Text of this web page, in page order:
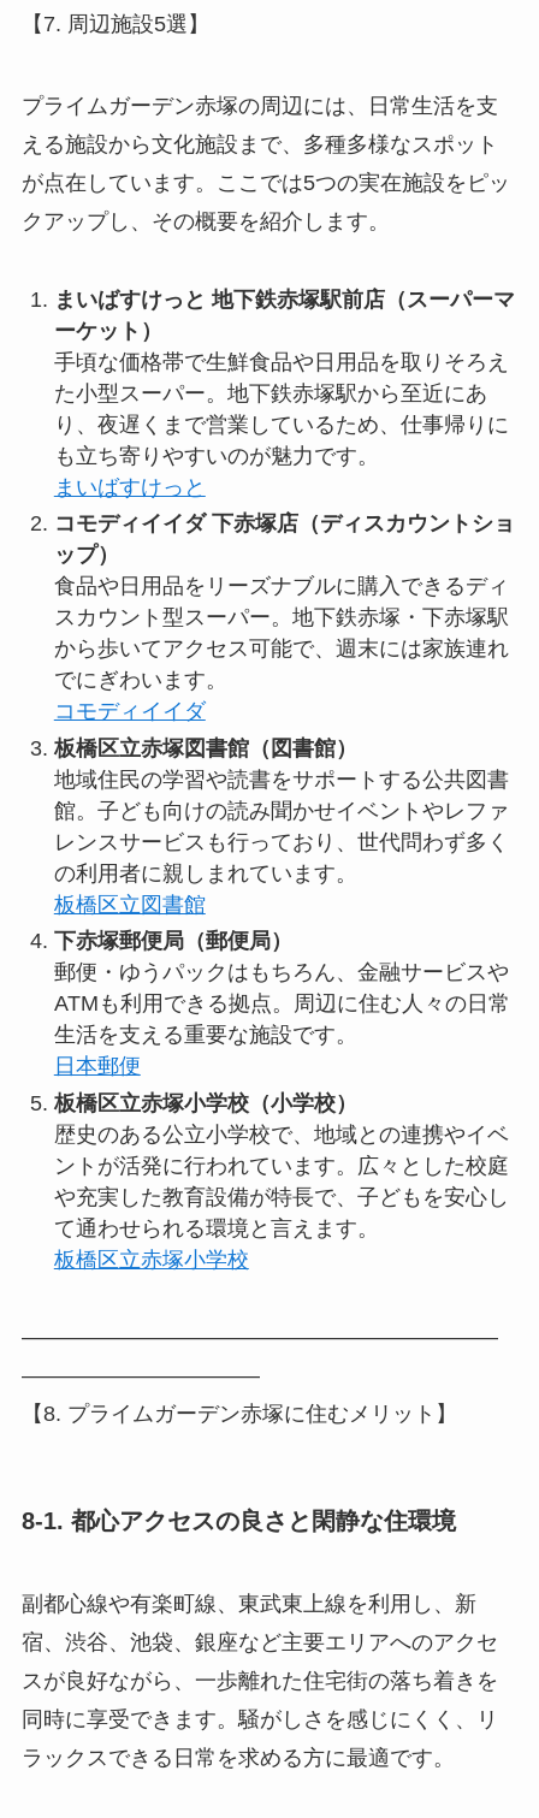
【7. 周辺施設5選】
プライムガーデン赤塚の周辺には、日常生活を支
える施設から文化施設まで、多種多様なスポット
が点在しています。ここでは5つの実在施設をピッ
クアップし、その概要を紹介します。
まいばすけっと 地下鉄赤塚駅前店（スーパーマ
ーケット）
手頃な価格帯で生鮮食品や日用品を取りそろえ
た小型スーパー。地下鉄赤塚駅から至近にあ
り、夜遅くまで営業しているため、仕事帰りに
も立ち寄りやすいのが魅力です。
まいばすけっと
コモディイイダ 下赤塚店（ディスカウントショ
ップ）
食品や日用品をリーズナブルに購入できるディ
スカウント型スーパー。地下鉄赤塚・下赤塚駅
から歩いてアクセス可能で、週末には家族連れ
でにぎわいます。
コモディイイダ
板橋区立赤塚図書館（図書館）
地域住民の学習や読書をサポートする公共図書
館。子ども向けの読み聞かせイベントやレファ
レンスサービスも行っており、世代問わず多く
の利用者に親しまれています。
板橋区立図書館
下赤塚郵便局（郵便局）
郵便・ゆうパックはもちろん、金融サービスや
ATMも利用できる拠点。周辺に住む人々の日常
生活を支える重要な施設です。
日本郵便
板橋区立赤塚小学校（小学校）
歴史のある公立小学校で、地域との連携やイベ
ントが活発に行われています。広々とした校庭
や充実した教育設備が特長で、子どもを安心し
て通わせられる環境と言えます。
板橋区立赤塚小学校
――――――――――――――――――――――
―――――――――――
【8. プライムガーデン赤塚に住むメリット】
8-1. 都心アクセスの良さと閑静な住環境
副都心線や有楽町線、東武東上線を利用し、新
宿、渋谷、池袋、銀座など主要エリアへのアクセ
スが良好ながら、一歩離れた住宅街の落ち着きを
同時に享受できます。騒がしさを感じにくく、リ
ラックスできる日常を求める方に最適です。